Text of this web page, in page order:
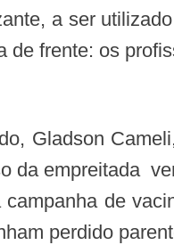
a ser
de frente: os
da empreitada
de
perdido